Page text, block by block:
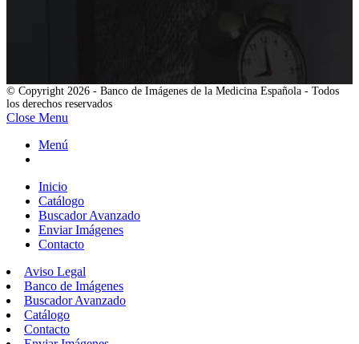
© Copyright 2026 - Banco de Imágenes de la Medicina Española - Todos
los derechos reservados
Close Menu
Menú
Inicio
Catálogo
Buscador Avanzado
Enviar Imágenes
Contacto
Aviso Legal
Banco de Imágenes
Buscador Avanzado
Catálogo
Contacto